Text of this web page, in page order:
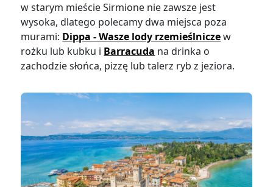
w starym mieście Sirmione nie zawsze jest
wysoka, dlatego polecamy dwa miejsca poza
murami: Dippa - Wasze lody rzemieślniczew
rożku lub kubku i Barracuda na drinka o
zachodzie słońca, pizzę lub talerz ryb z jeziora.